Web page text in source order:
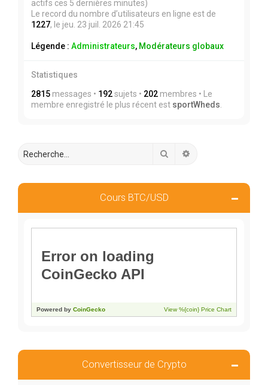
actifs ces 5 dernières minutes)
Le record du nombre d’utilisateurs en ligne est de
1227, le jeu. 23 juil. 2026 21:45
Légende : Administrateurs, Modérateurs globaux
Statistiques
2815 messages • 192sujets • 202 membres • Le
membre enregistré le plus récent est sportWheds
Rechercher
Cours BTC/USD
Convertisseur de Crypto